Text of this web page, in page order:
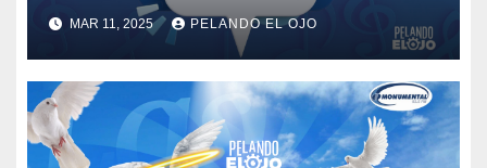
MAR 11, 2025 PELANDO EL OJO